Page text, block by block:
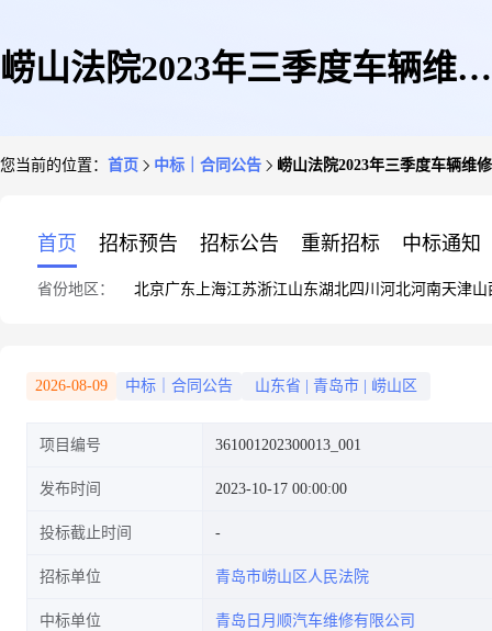
崂山法院2023年三季度车辆维修
您当前的位置： 首页 中标｜合同公告 崂山法院2023年三季度车辆维
首页 招标预告 招标公告 重新招标 中标通知
省份地区： 北京广东 上海江苏浙江山东湖北四川 河北河南天津山
2026-08-09 中标｜合同公告 山东省 青岛市 崂山区
项目编号 361001202300013_001
发布时间 2023-10-17 00:00:00
投标截止时间
招标单位 青岛市崂山区人民法院
中标单位 青岛日月顺汽车维修有限公司